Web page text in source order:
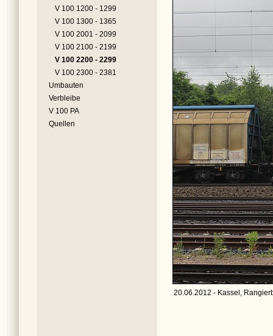
V 100 1200 - 1299
V 100 1300 - 1365
V 100 2001 - 2099
V 100 2100 - 2199
V 100 2200 - 2299
V 100 2300 - 2381
Umbauten
Verbleibe
V 100 PA
Quellen
20.06.2012 - Kassel,